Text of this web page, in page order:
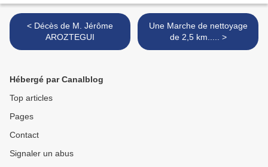
< Décès de M. Jérôme
AROZTEGUI
Une Marche de nettoyage
de 2,5 km..... >
Hébergé par Canalblog
Top articles
Pages
Contact
Signaler un abus